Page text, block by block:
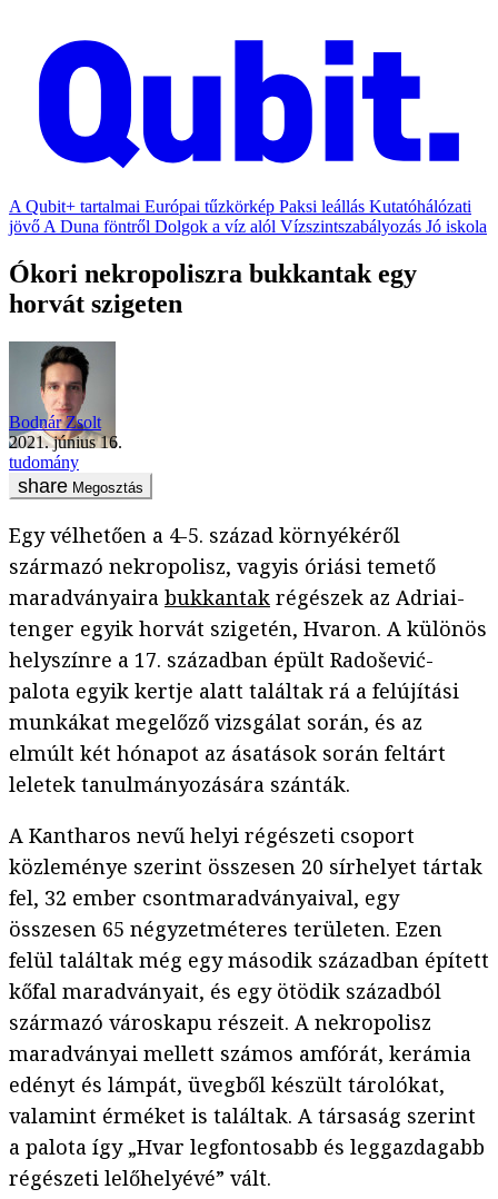
A Qubit+ tartalmai Európai tűzkörkép Paksi leállás Kutatóhálózati
jövő A Duna föntről Dolgok a víz alól Vízszintszabályozás Jó iskola
Ókori nekropoliszra bukkantak egy
horvát szigeten
Bodnár Zsolt
2021. június 16.
tudomány
Megosztás
Egy vélhetően a 4-5. század környékéről
származó nekropolisz, vagyis óriási temető
maradványaira bukkantak régészek az Adriai-
tenger egyik horvát szigetén, Hvaron. A különös
helyszínre a 17. században épült Radošević-
palota egyik kertje alatt találtak rá a felújítási
munkákat megelőző vizsgálat során, és az
elmúlt két hónapot az ásatások során feltárt
leletek tanulmányozására szánták.
A Kantharos nevű helyi régészeti csoport
közleménye szerint összesen 20 sírhelyet tártak
fel, 32 ember csontmaradványaival, egy
összesen 65 négyzetméteres területen. Ezen
felül találtak még egy második században épített
kőfal maradványait, és egy ötödik századból
származó városkapu részeit. A nekropolisz
maradványai mellett számos amfórát, kerámia
edényt és lámpát, üvegből készült tárolókat,
valamint érméket is találtak. A társaság szerint
a palota így „Hvar legfontosabb és leggazdagabb
régészeti lelőhelyévé” vált.